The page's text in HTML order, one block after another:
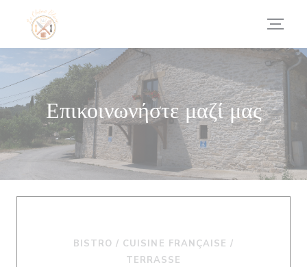
Πίνακας διαχείρισης "Μπισκότων" (Cookies)
Επικοινωνήστε μαζί μας
BISTRO / CUISINE FRANÇAISE /
TERRASSE